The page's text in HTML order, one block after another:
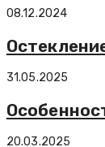
08.12.2024
31.05.2025
20.03.2025